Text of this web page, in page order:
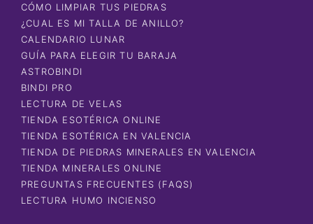
CÓMO LIMPIAR TUS PIEDRAS
¿CUAL ES MI TALLA DE ANILLO?
CALENDARIO LUNAR
GUÍA PARA ELEGIR TU BARAJA
ASTROBINDI
BINDI PRO
LECTURA DE VELAS
TIENDA ESOTÉRICA ONLINE
TIENDA ESOTÉRICA EN VALENCIA
TIENDA DE PIEDRAS MINERALES EN VALENCIA
TIENDA MINERALES ONLINE
PREGUNTAS FRECUENTES (FAQS)
LECTURA HUMO INCIENSO